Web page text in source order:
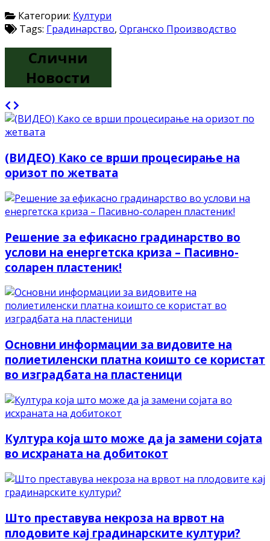
Категории: Култури
Tags: Градинарство, Органско Производство
Слични
Новости
(ВИДЕО) Како се врши процесирање на
оризот по жетвата
Решение за ефикасно градинарство во
услови на енергетска криза – Пасивно-
соларен пластеник!
Основни информации за видовите на
полиетиленски платна коишто се користат
во изградбата на пластеници
Култура која што може да ја замени сојата
во исхраната на добитокот
Што преставува некроза на врвот на
плодовите кај градинарските култури?